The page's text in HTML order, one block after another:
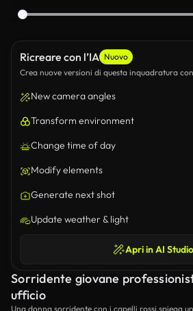
Ricreare con l’IA Nuovo
Crea nuove versioni di questa inquadratura
New camera angles
Transform environment
Change time of day
Modify elements
Generate next shot
Update weather & light
Apri in AI Studio
Sorridente giovane
ufficio
Una donna sorridente con i capelli rossi spiega